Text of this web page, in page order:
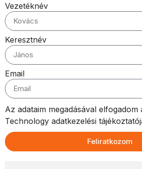
Vezetéknév
Keresztnév
Email
Az adataim megadásával
Technology adatkezelési
Feliratkozom